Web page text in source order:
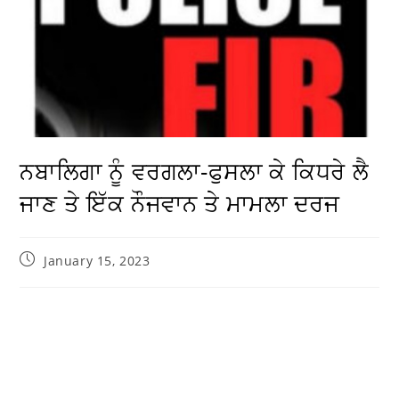
ਨਬਾਲਿਗਾ ਨੂੰ ਵਰਗਲਾ-ਫੁਸਲਾ ਕੇ ਕਿਧਰੇ ਲੈ
ਜਾਣ ਤੇ ਇੱਕ ਨੌਜਵਾਨ ਤੇ ਮਾਮਲਾ ਦਰਜ
January 15, 2023